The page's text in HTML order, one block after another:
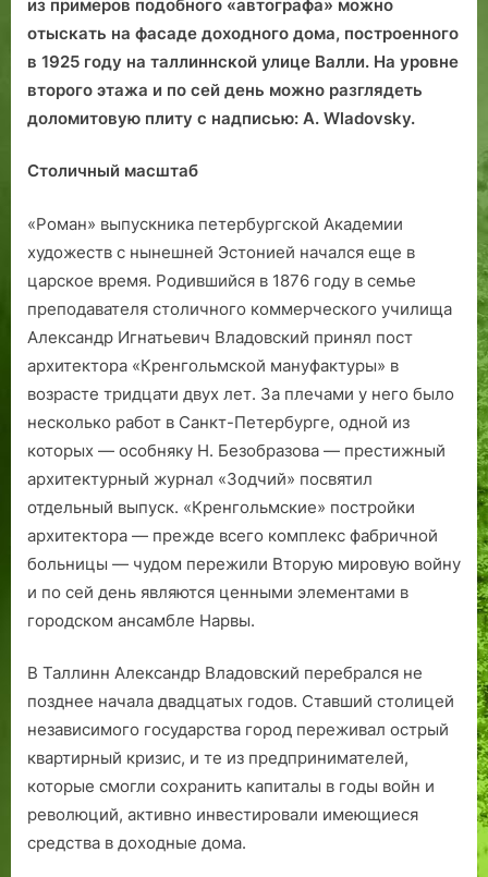
из примеров подобного «автографа» можно
отыскать на фасаде доходного дома, построенного
в 1925 году на таллиннской улице Валли. На уровне
второго этажа и по сей день можно разглядеть
доломитовую плиту с надписью: A. Wladovsky.
Столичный масштаб
«Роман» выпускника петербургской Академии
художеств с нынешней Эстонией начался еще в
царское время. Родившийся в 1876 году в семье
преподавателя столичного коммерческого училища
Александр Игнатьевич Владовский принял пост
архитектора «Кренгольмской мануфактуры» в
возрасте тридцати двух лет. За плечами у него было
несколько работ в Санкт-Петербурге, одной из
которых — особняку Н. Безобразова — престижный
архитектурный журнал «Зодчий» посвятил
отдельный выпуск. «Кренгольмские» постройки
архитектора — прежде всего комп­лекс фабричной
больницы — чудом пережили Вторую мировую войну
и по сей день являются ценными элементами в
городском ансамбле Нарвы.
В Таллинн Александр Владовский перебрался не
позднее начала двадцатых годов. Ставший столицей
независимого государства город переживал острый
квартирный кризис, и те из предпринимателей,
которые смогли сохранить капиталы в годы войн и
революций, активно инвестировали имеющиеся
средства в доходные дома.